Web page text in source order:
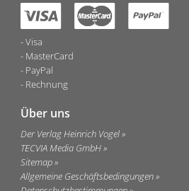
Visa
MasterCard
PayPal
Rechnung
Über uns
Der Verlag Heinrich Vogel
TECVIA Media GmbH
Sitemap
Allgemeine Geschäftsbedingungen